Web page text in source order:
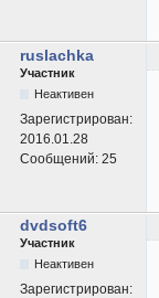
ruslachka
Участник
Неактивен
Зарегистрирован:
2016.01.28
Сообщений: 25
dvdsoft6
Участник
Неактивен
Зарегистрирован: